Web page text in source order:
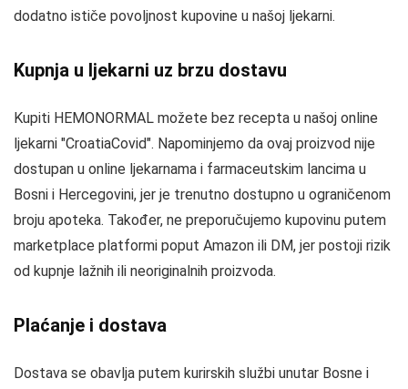
dodatno ističe povoljnost kupovine u našoj ljekarni.
Kupnja u ljekarni uz brzu dostavu
Kupiti HEMONORMAL možete bez recepta u našoj online
ljekarni "CroatiaCovid". Napominjemo da ovaj proizvod nije
dostupan u online ljekarnama i farmaceutskim lancima u
Bosni i Hercegovini, jer je trenutno dostupno u ograničenom
broju apoteka. Također, ne preporučujemo kupovinu putem
marketplace platformi poput Amazon ili DM, jer postoji rizik
od kupnje lažnih ili neoriginalnih proizvoda.
Plaćanje i dostava
Dostava se obavlja putem kurirskih službi unutar Bosne i